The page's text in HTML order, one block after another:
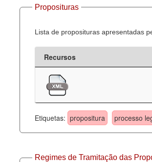
Proposituras
Lista de proposituras apresentadas
Recursos
Etiquetas: propositura processo
Regimes de Tramitação das